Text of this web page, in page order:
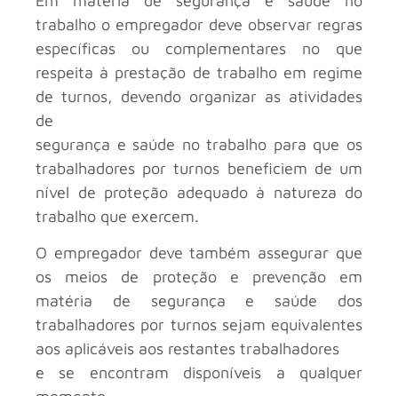
trabalho o empregador deve observar regras
específicas ou complementares no que
respeita à prestação de trabalho em regime
de turnos, devendo organizar as atividades
de
segurança e saúde no trabalho para que os
trabalhadores por turnos beneficiem de um
nível de proteção adequado à natureza do
trabalho que exercem.
O empregador deve também assegurar que
os meios de proteção e prevenção em
matéria de segurança e saúde dos
trabalhadores por turnos sejam equivalentes
aos aplicáveis aos restantes trabalhadores
e se encontram disponíveis a qualquer